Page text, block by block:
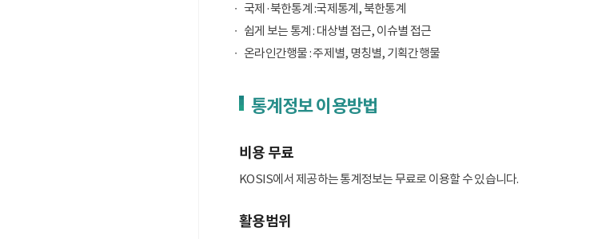
국제·북한통계 :국제통계, 북한통계
쉽게 보는 통계 : 대상별 접근, 이슈별 접근
온라인간행물 : 주제별, 명칭별, 기획간행물
통계정보 이용방법
비용 무료
KOSIS에서 제공하는 통계정보는 무료로 이용할 수 있습니다.
활용범위